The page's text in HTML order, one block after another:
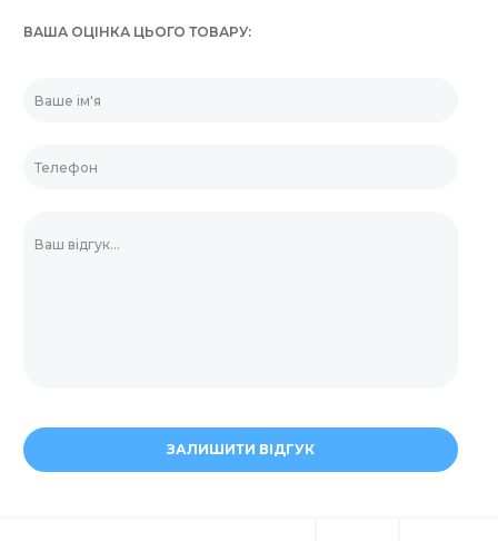
ВАША ОЦІНКА ЦЬОГО ТОВАРУ
ЗАЛИШИТИ ВІДГУК